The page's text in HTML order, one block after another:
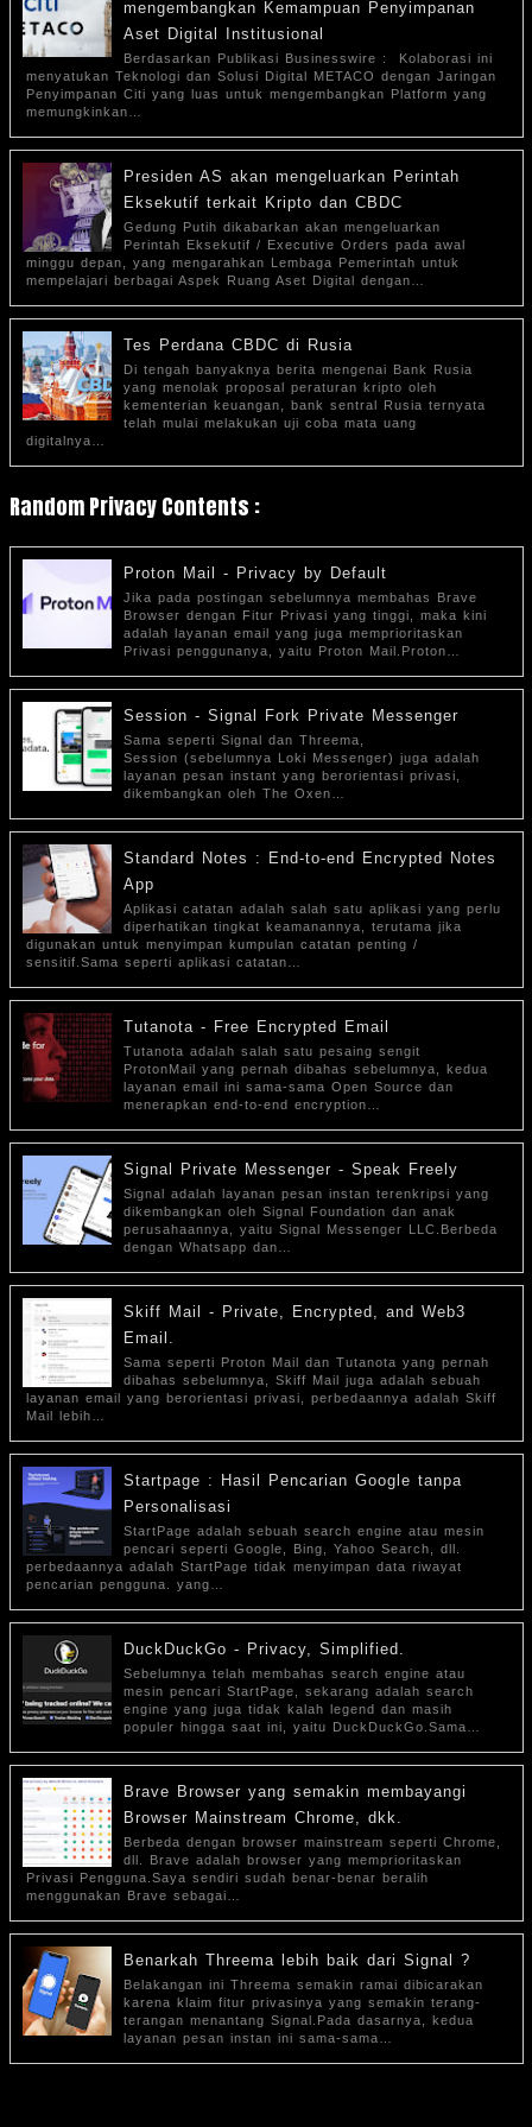
mengembangkan Kemampuan Penyimpanan
Aset Digital Institusional
Berdasarkan Publikasi Businesswire : Kolaborasi ini
menyatukan Teknologi dan Solusi Digital METACO dengan Jaringan
Penyimpanan Citi yang luas untuk mengembangkan Platform yang
memungkinkan…
Presiden AS akan mengeluarkan Perintah
Eksekutif terkait Kripto dan CBDC
Gedung Putih dikabarkan akan mengeluarkan
Perintah Eksekutif / Executive Orders pada awal
minggu depan, yang mengarahkan Lembaga Pemerintah untuk
mempelajari berbagai Aspek Ruang Aset Digital dengan…
Tes Perdana CBDC di Rusia
Di tengah banyaknya berita mengenai Bank Rusia
yang menolak proposal peraturan kripto oleh
kementerian keuangan, bank sentral Rusia ternyata
telah mulai melakukan uji coba mata uang
digitalnya…
Random Privacy Contents :
Proton Mail - Privacy by Default
Jika pada postingan sebelumnya membahas Brave
Browser dengan Fitur Privasi yang tinggi, maka kini
adalah layanan email yang juga memprioritaskan
Privasi penggunanya, yaitu Proton Mail.Proton…
Session - Signal Fork Private Messenger
Sama seperti Signal dan Threema,
Session (sebelumnya Loki Messenger) juga adalah
layanan pesan instant yang berorientasi privasi,
dikembangkan oleh The Oxen…
Standard Notes : End-to-end Encrypted Notes
App
Aplikasi catatan adalah salah satu aplikasi yang perlu
diperhatikan tingkat keamanannya, terutama jika
digunakan untuk menyimpan kumpulan catatan penting /
sensitif.Sama seperti aplikasi catatan…
Tutanota - Free Encrypted Email
Tutanota adalah salah satu pesaing sengit
ProtonMail yang pernah dibahas sebelumnya, kedua
layanan email ini sama-sama Open Source dan
menerapkan end-to-end encryption…
Signal Private Messenger - Speak Freely
Signal adalah layanan pesan instan terenkripsi yang
dikembangkan oleh Signal Foundation dan anak
perusahaannya, yaitu Signal Messenger LLC.Berbeda
dengan Whatsapp dan…
Skiff Mail - Private, Encrypted, and Web3
Email.
Sama seperti Proton Mail dan Tutanota yang pernah
dibahas sebelumnya, Skiff Mail juga adalah sebuah
layanan email yang berorientasi privasi, perbedaannya adalah Skiff
Mail lebih…
Startpage : Hasil Pencarian Google tanpa
Personalisasi
StartPage adalah sebuah search engine atau mesin
pencari seperti Google, Bing, Yahoo Search, dll.
perbedaannya adalah StartPage tidak menyimpan data riwayat
pencarian pengguna. yang…
DuckDuckGo - Privacy, Simplified.
Sebelumnya telah membahas search engine atau
mesin pencari StartPage, sekarang adalah search
engine yang juga tidak kalah legend dan masih
populer hingga saat ini, yaitu DuckDuckGo.Sama…
Brave Browser yang semakin membayangi
Browser Mainstream Chrome, dkk.
Berbeda dengan browser mainstream seperti Chrome,
dll. Brave adalah browser yang memprioritaskan
Privasi Pengguna.Saya sendiri sudah benar-benar beralih
menggunakan Brave sebagai…
Benarkah Threema lebih baik dari Signal ?
Belakangan ini Threema semakin ramai dibicarakan
karena klaim fitur privasinya yang semakin terang-
terangan menantang Signal.Pada dasarnya, kedua
layanan pesan instan ini sama-sama…